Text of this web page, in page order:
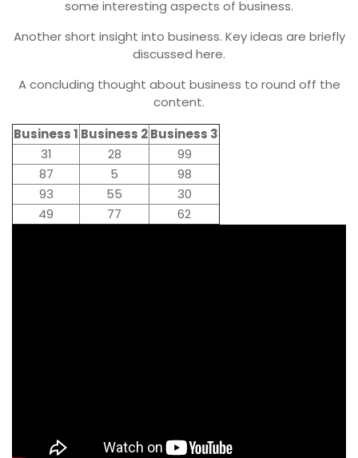
some interesting aspects of business.
Another short insight into business. Key ideas are briefly
discussed here.
A concluding thought about business to round off the
content.
Business 1 Business 2Business 3
31
28
99
87
5
98
93
55
30
49
77 62